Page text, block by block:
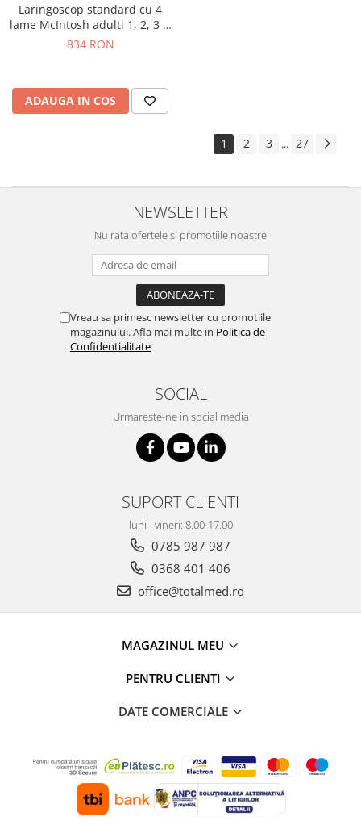
Laringoscop standard cu 4
lame McIntosh adulti 1, 2, 3 si
4
834 RON
ADAUGA IN COS
1 2 3 ... 27
NEWSLETTER
Nu rata ofertele si promotiile noastre
Vreau sa primesc newsletter cu promotiile
magazinului. Afla mai multe in Politica de
Confidentialitate
SOCIAL
Urmareste-ne in social media
SUPORT CLIENTI
luni - vineri: 8.00-17.00
0785 987 987
0368 401 406
office@totalmed.ro
MAGAZINUL MEU
PENTRU CLIENTI
DATE COMERCIALE